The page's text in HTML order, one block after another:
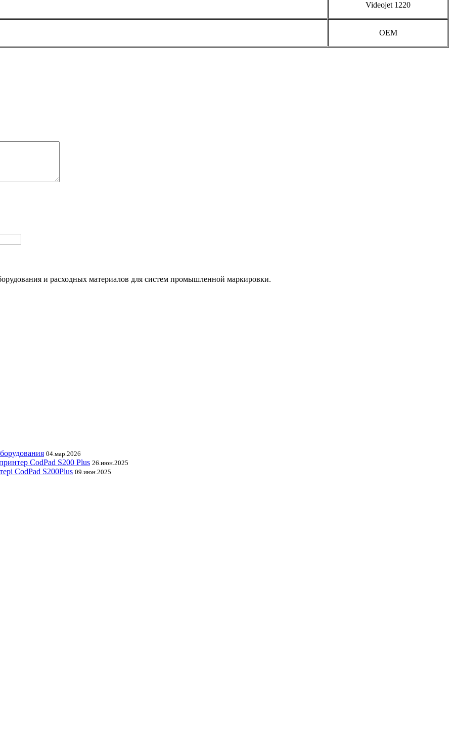
Videojet 1220
OEM
и расходных материалов для систем промышленной маркировки.
04.мар.2026
CodPad S200 Plus 26.июн.2025
CodPad S200Plus 09.июн.2025